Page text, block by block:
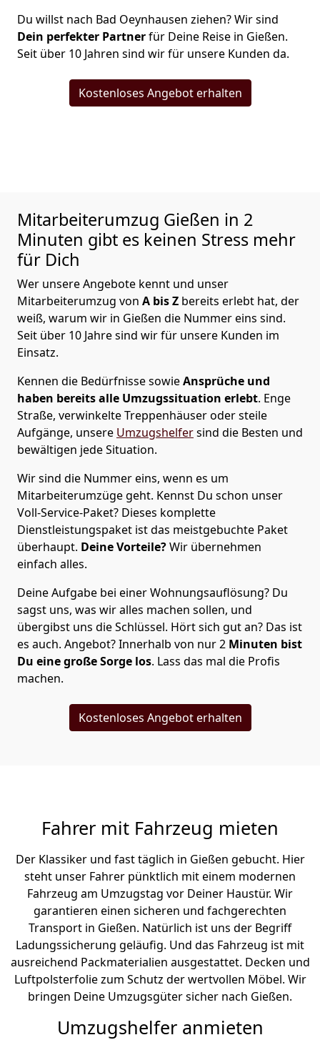
Du willst nach Bad Oeynhausen ziehen? Wir sind
Dein perfekter Partnerfür Deine Reise in Gießen.
Seit über 10 Jahren sind wir für unsere Kunden da.
Kostenloses Angebot erhalten
Mitarbeiterumzug Gießen in 2
Minuten gibt es keinen Stress mehr
für Dich
Wer unsere Angebote kennt und unser
Mitarbeiterumzug von A bis Z bereits erlebt hat, der
weiß, warum wir in Gießen die Nummer eins sind.
Seit über 10 Jahre sind wir für unsere Kunden im
Einsatz.
Kennen die Bedürfnisse sowieAnsprüche und
haben bereits alle Umzugssituation erlebt. Enge
Straße, verwinkelte Treppenhäuser oder steile
Aufgänge, unsere Umzugshelfersind die Besten und
bewältigen jede Situation.
Wir sind die Nummer eins, wenn es um
Mitarbeiterumzüge geht. Kennst Du schon unser
Voll-Service-Paket? Dieses komplette
Dienstleistungspaket ist das meistgebuchte Paket
überhaupt. Deine Vorteile?Wir übernehmen
einfach alles.
Deine Aufgabe bei einer Wohnungsauflösung? Du
sagst uns, was wir alles machen sollen, und
übergibst uns die Schlüssel. Hört sich gut an? Das ist
es auch. Angebot? Innerhalb von nur 2 Minuten bist
Du eine große Sorge los. Lass das mal die Profis
machen.
Kostenloses Angebot erhalten
Fahrer mit Fahrzeug mieten
Der Klassiker und fast täglich in Gießen gebucht. Hier
steht unser Fahrer pünktlich mit einem modernen
Fahrzeug am Umzugstag vor Deiner Haustür. Wir
garantieren einen sicheren und fachgerechten
Transport in Gießen. Natürlich ist uns der Begriff
Ladungssicherung geläufig. Und das Fahrzeug ist mit
ausreichend Packmaterialien ausgestattet. Decken und
Luftpolsterfolie zum Schutz der wertvollen Möbel. Wir
bringen Deine Umzugsgüter sicher nach Gießen.
Umzugshelfer anmieten